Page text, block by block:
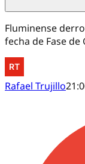
Fluminense
fecha de Fase
Rafael Trujillo